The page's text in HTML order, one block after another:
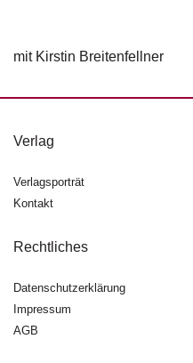
r
s
e
R
g
ts
Ü
b
r
mit Kirstin Breitenfellner
Verlag
Verlagsporträt
Kontakt
Rechtliches
Datenschutzerklärung
Impressum
AGB